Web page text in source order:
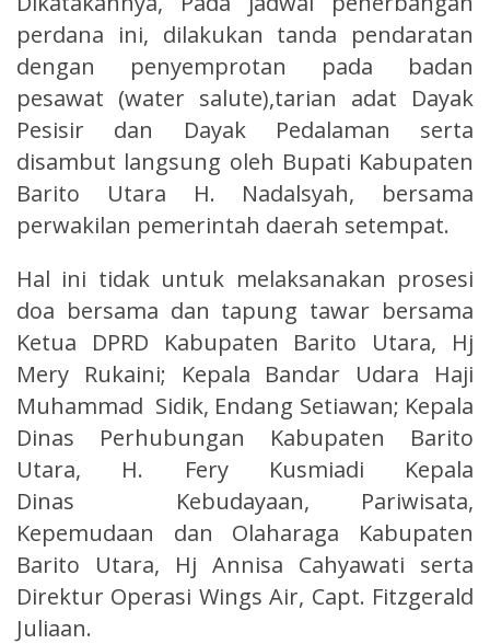
perdana ini, dilakukan tanda pendaratan
dengan penyemprotan pada badan
pesawat (water salute),tarian adat Dayak
Pesisir dan Dayak Pedalaman serta
disambut langsung oleh Bupati Kabupaten
Barito Utara H. Nadalsyah, bersama
perwakilan pemerintah daerah setempat.
Hal ini tidak untuk melaksanakan prosesi
doa bersama dan tapung tawar bersama
Ketua DPRD Kabupaten Barito Utara, Hj
Mery Rukaini; Kepala Bandar Udara Haji
Muhammad Sidik, Endang Setiawan; Kepala
Dinas Perhubungan Kabupaten Barito
Utara, H. Fery Kusmiadi Kepala
Dinas Kebudayaan, Pariwisata,
Kepemudaan dan Olaharaga Kabupaten
Barito Utara, Hj Annisa Cahyawati serta
Direktur Operasi Wings Air, Capt. Fitzgerald
Juliaan.